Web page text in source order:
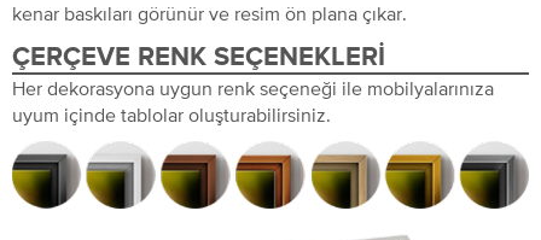
kenar baskıları görünür ve resim ön plana çıkar.
ÇERÇEVE RENK SEÇENEKLERI
Her dekorasyona uygun renk seçeneği ile mobilyalarınıza
uyum içinde tablolar oluşturabilirsiniz.